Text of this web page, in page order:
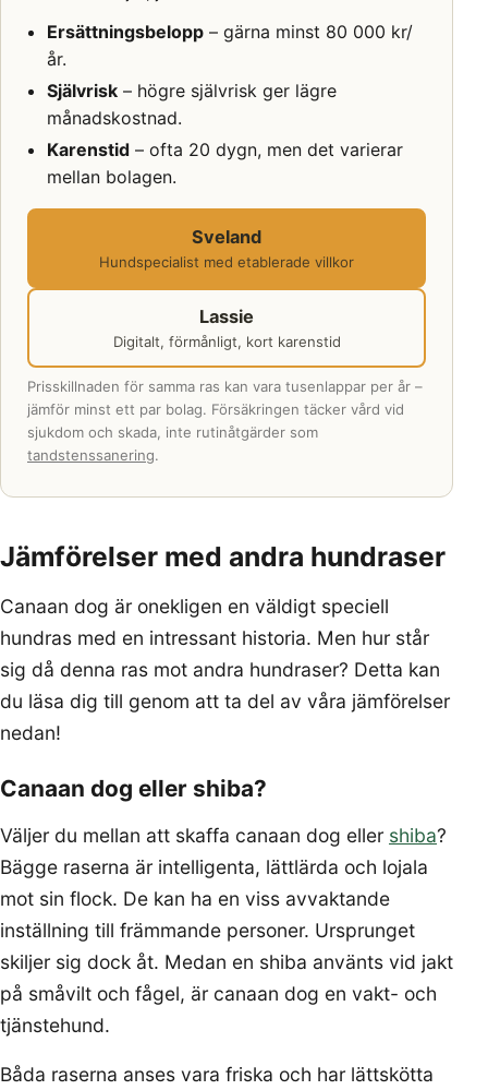
Ersättningsbelopp– gärna minst 80 000 kr/
år.
Självrisk– högre självrisk ger lägre
månadskostnad.
Karenstid– ofta 20 dygn, men det varierar
mellan bolagen.
Sveland
Hundspecialist med etablerade villkor
Lassie
Digitalt, förmånligt, kort karenstid
Prisskillnaden för samma ras kan vara tusenlappar per år –
jämför minst ett par bolag. Försäkringen täcker vård vid
sjukdom och skada, inte rutinåtgärder som
tandstenssanering.
Jämförelser med andra hundraser
Canaan dog är onekligen en väldigt speciell
hundras med en intressant historia. Men hur står
sig då denna ras mot andra hundraser? Detta kan
du läsa dig till genom att ta del av våra jämförelser
nedan!
Canaan dog eller shiba?
Väljer du mellan att skaffa canaan dog eller shiba?
Bägge raserna är intelligenta, lättlärda och lojala
mot sin flock. De kan ha en viss avvaktande
inställning till främmande personer. Ursprunget
skiljer sig dock åt. Medan en shiba använts vid jakt
på småvilt och fågel, är canaan dog en vakt- och
tjänstehund.
Båda raserna anses vara friska och har lättskötta